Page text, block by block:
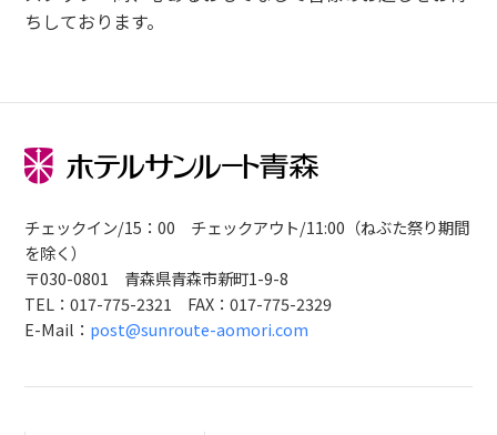
ちしております。
チェックイン/15：00 チェックアウト/11:00（ねぶた祭り期間
を除く）
〒030-0801 青森県青森市新町1-9-8
TEL：017-775-2321 FAX：017-775-2329
E-Mail： post@sunroute-aomori.com